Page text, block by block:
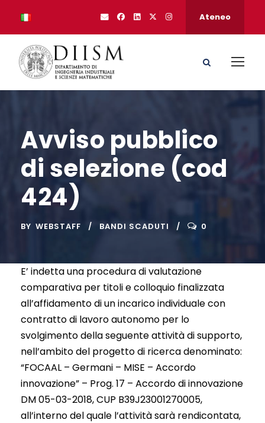
Ateneo
Avviso pubblico
di selezione (cod
424)
BY WEBSTAFF BANDI SCADUTI 0
E’ indetta una procedura di valutazione
comparativa per titoli e colloquio finalizzata
all’affidamento di un incarico individuale con
contratto di lavoro autonomo per lo
svolgimento della seguente attività di supporto,
nell’ambito del progetto di ricerca denominato:
“FOCAAL – Germani – MISE – Accordo
innovazione” – Prog. 17 – Accordo di innovazione
DM 05-03-2018, CUP B39J23001270005,
all’interno del quale l’attività sarà rendicontata,